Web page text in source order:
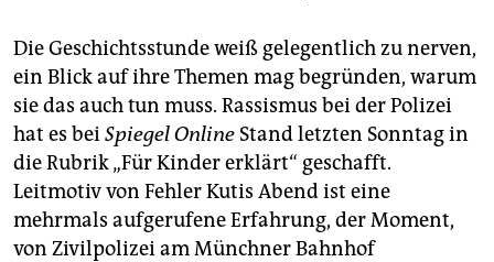
Die Geschichtsstunde weiß gelegentlich zu nerven,
ein Blick auf ihre Themen mag begründen, warum
sie das auch tun muss. Rassismus bei der Polizei
hat es beiSpiegel Online Stand letzten Sonntag in
die Rubrik „Für Kinder erklärt“ geschafft.
Leitmotiv von Fehler Kutis Abend ist eine
mehrmals aufgerufene Erfahrung, der Moment,
von Zivilpolizei am Münchner Bahnhof